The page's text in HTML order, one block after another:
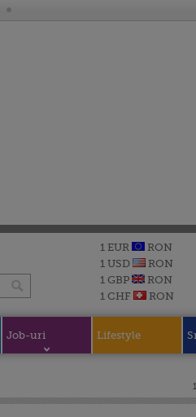
1 EUR
RON
1 USD
RON
1 GBP
RON
1 CHF
RON
Job-uri Lifestyle